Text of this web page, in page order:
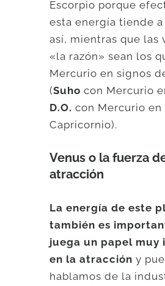
Escorpio porque
esta energía tiende
así, mientras que las
«la razón» sean los
Mercurio en signos
(Suho con Mercurio
D.O. con Mercurio en
Capricornio).
Venus o la fuerza
atracción
La energía de este
también es
juega un papel muy
en la atracción y
hablamos de la